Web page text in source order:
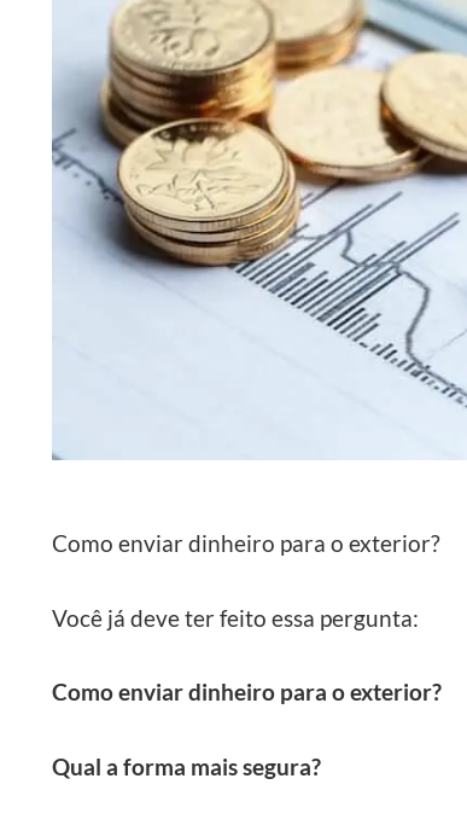
Como enviar dinheiro para o exterior?
Você já deve ter feito essa pergunta:
Como enviar dinheiro para o exterior?
Qual a forma mais segura?